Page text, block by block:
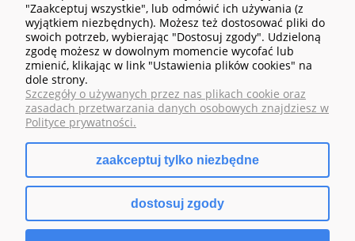
PŁATNOŚCI I DOSTAWA
INFORMACJE
O NAS
Sklep internetowy Shoper.pl
"Zaakceptuj wszystkie", lub odmówić ich używania (z
wyjątkiem niezbędnych). Możesz też dostosować pliki do
swoich potrzeb, wybierając "Dostosuj zgody". Udzieloną
zgodę możesz w dowolnym momencie wycofać lub
zmienić, klikając w link "Ustawienia plików cookies" na
dole strony.
Szczegóły o używanych przez nas plikach cookie oraz
zasadach przetwarzania danych osobowych znajdziesz w
Polityce prywatności.
zaakceptuj tylko niezbędne
dostosuj zgody